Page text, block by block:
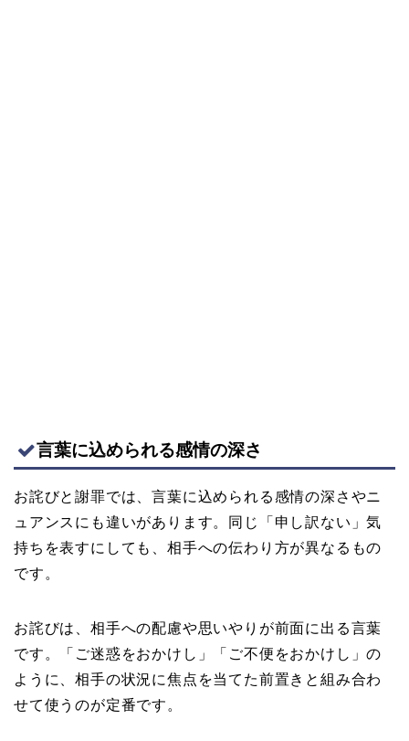
言葉に込められる感情の深さ
お詫びと謝罪では、言葉に込められる感情の深さやニ
ュアンスにも違いがあります。同じ「申し訳ない」気
持ちを表すにしても、相手への伝わり方が異なるもの
です。
お詫びは、相手への配慮や思いやりが前面に出る言葉
です。「ご迷惑をおかけし」「ご不便をおかけし」の
ように、相手の状況に焦点を当てた前置きと組み合わ
せて使うのが定番です。